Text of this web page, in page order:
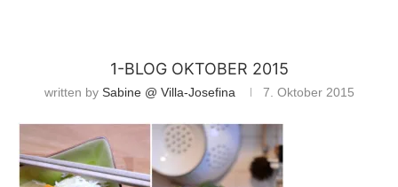
1-BLOG OKTOBER 2015
written by Sabine @ Villa-Josefina 7. Oktober 2015